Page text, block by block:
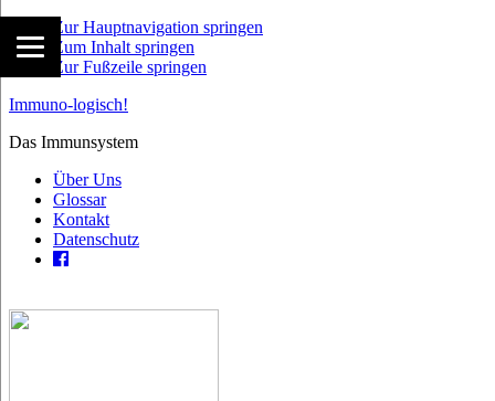
Zur Hauptnavigation springen
Zum Inhalt springen
Zur Fußzeile springen
Immuno-logisch!
Das Immunsystem
Über Uns
Glossar
Kontakt
Datenschutz